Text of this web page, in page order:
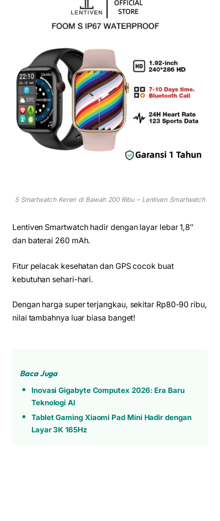
5 Smartwatch Keren di Bawah 200 Ribu – Lentiven Smartwatch
Lentiven Smartwatch hadir dengan layar lebar 1,8″
dan baterai 260 mAh.
Fitur pelacak kesehatan dan GPS cocok buat
kebutuhan sehari-hari.
Dengan harga super terjangkau, sekitar Rp80-90 ribu,
nilai tambahnya luar biasa banget!
Baca Juga
Inovasi Gigabyte Computex 2026: Era Baru
Teknologi AI
Tablet Gaming Xiaomi Pad Mini Hadir dengan
Layar 3K 165Hz